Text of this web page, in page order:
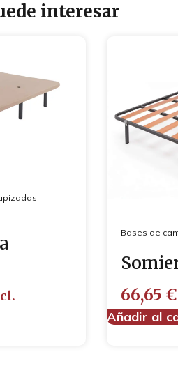
interesar
|
Bases de
66,65 €
Añadir al